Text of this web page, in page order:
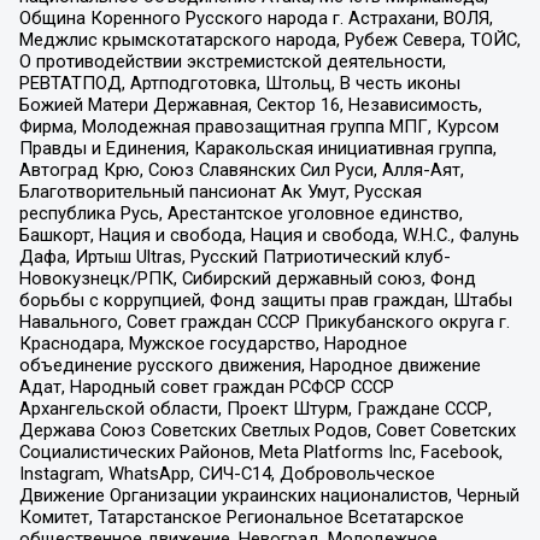
Община Коренного Русского народа г. Астрахани, ВОЛЯ,
Меджлис крымскотатарского народа, Рубеж Севера, ТОЙС,
О противодействии экстремистской деятельности,
РЕВТАТПОД, Артподготовка, Штольц, В честь иконы
Божией Матери Державная, Сектор 16, Независимость,
Фирма, Молодежная правозащитная группа МПГ, Курсом
Правды и Единения, Каракольская инициативная группа,
Автоград Крю, Союз Славянских Сил Руси, Алля-Аят,
Благотворительный пансионат Ак Умут, Русская
республика Русь, Арестантское уголовное единство,
Башкорт, Нация и свобода, Нация и свобода, W.H.С., Фалунь
Дафа, Иртыш Ultras, Русский Патриотический клуб-
Новокузнецк/РПК, Сибирский державный союз, Фонд
борьбы с коррупцией, Фонд защиты прав граждан, Штабы
Навального, Совет граждан СССР Прикубанского округа г.
Краснодара, Мужское государство, Народное
объединение русского движения, Народное движение
Адат, Народный совет граждан РСФСР СССР
Архангельской области, Проект Штурм, Граждане СССР,
Держава Союз Советских Светлых Родов, Совет Советских
Социалистических Районов, Meta Platforms Inc, Facebook,
Instagram, WhatsApp, СИЧ-С14, Добровольческое
Движение Организации украинских националистов, Черный
Комитет, Татарстанское Региональное Всетатарское